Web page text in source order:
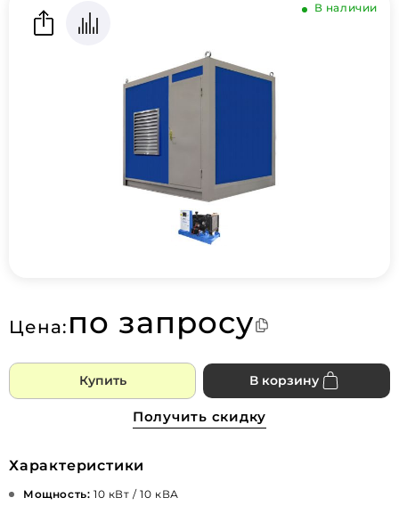
В наличии
Цена: по запросу
Купить В корзину
Получить скидку
Характеристики
Мощность: 10 кВт / 10 кВА